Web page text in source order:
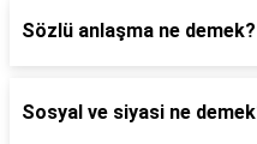
Sözlü anlaşma ne demek?
Sosyal ve siyasi ne